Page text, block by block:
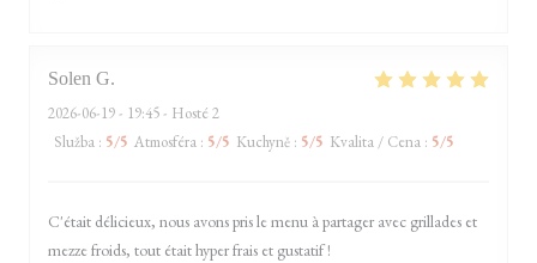
Solen G
2026-06-19- 19:45 - Hosté 2
Služba : 5/5 Atmosféra : 5/5 Kuchyně : 5/5 Kvalita / Cena : 5/5
C'était délicieux, nous avons pris le menu à partager avec grillades et
mezze froids, tout était hyper frais et gustatif !